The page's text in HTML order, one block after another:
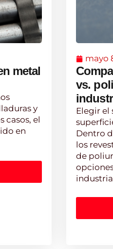
metal
y
casos, el
en
mayo
vs.
Elegir el
Dentro
los
de